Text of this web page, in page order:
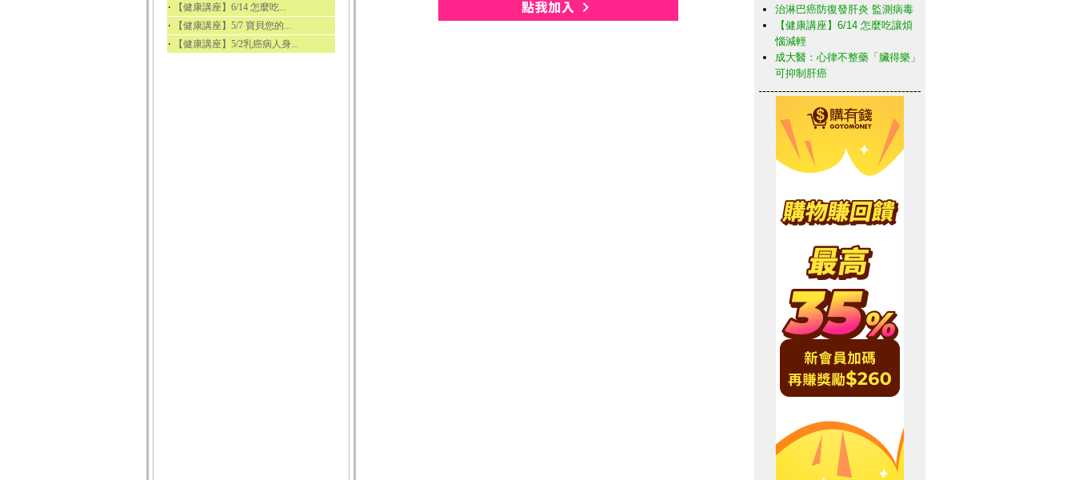
‧ 【健康講座】6/14 怎麼吃...
‧ 【健康講座】5/7 寶貝您的...
‧ 【健康講座】5/2乳癌病人身...
治淋巴癌防復發肝炎 監測病毒
【健康講座】6/14 怎麼吃讓煩
惱減輕
成大醫：心律不整藥「臟得樂」
可抑制肝癌